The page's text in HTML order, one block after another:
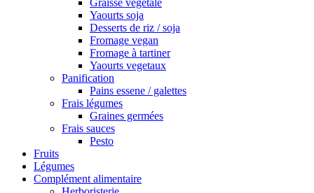
Yaourts soja
Desserts de riz / soja
Fromage vegan
Fromage à tartiner
Yaourts vegetaux
Panification
Pains essene / galettes
Frais légumes
Graines germées
Frais sauces
Pesto
Fruits
Légumes
Complément alimentaire